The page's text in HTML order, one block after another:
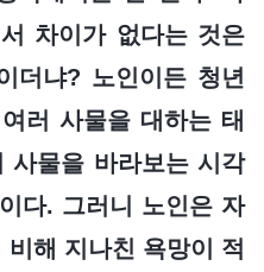
차이가 없다는 것은
더냐? 노인이든 청년
러 사물을 대하는 태
사물을 바라보는 시각
다. 그러니 노인은 자
해 지나친 욕망이 적